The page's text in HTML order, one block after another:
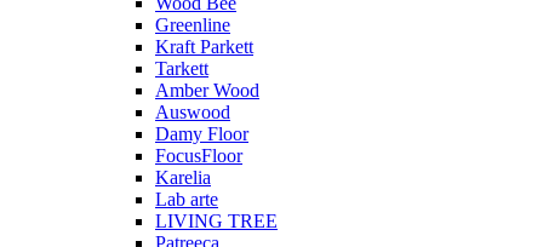
Greenline
Kraft Parkett
Tarkett
Amber Wood
Auswood
Damy Floor
FocusFloor
Karelia
Lab arte
LIVING TREE
Patreeca